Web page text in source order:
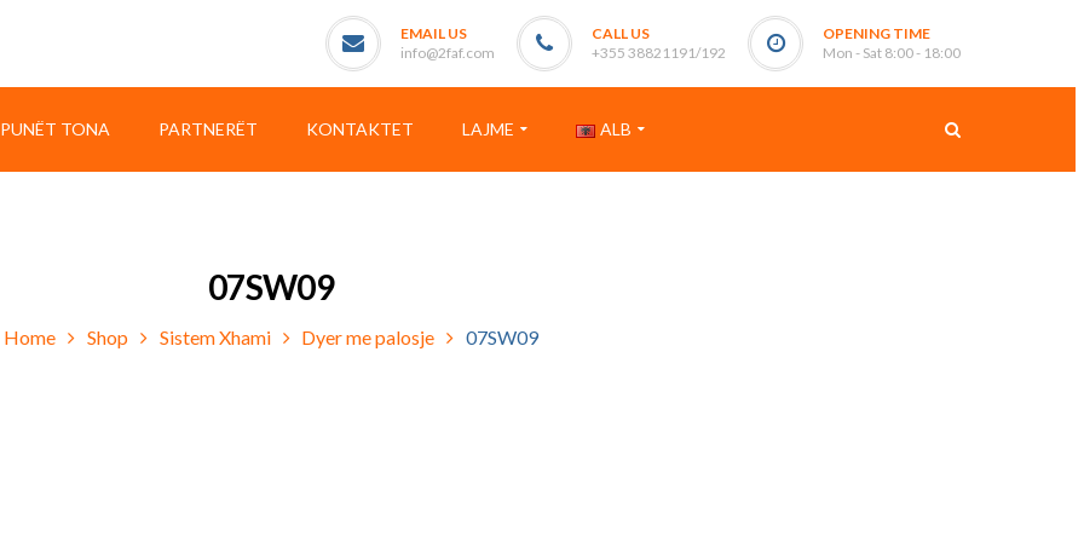
EMAIL US
info@2faf.com
CALL US
+355 38821191/192
OPENING TIME
Mon - Sat 8:00 - 18:00
PUNËT TONA PARTNERËT KONTAKTET LAJME ALB
07SW09
Home Shop Sistem Xhami Dyer me palosje 07SW09